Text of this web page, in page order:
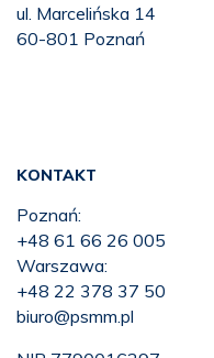
ul. Marcelińska 14
60-801 Poznań
KONTAKT
Poznań:
+48 61 66 26 005
Warszawa:
+48 22 378 37 50
biuro@psmm.pl